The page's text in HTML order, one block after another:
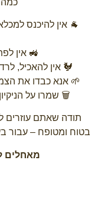
🐐 אין להיכנס
🚜 אין
🐓 אין להאכיל,
🌱 אנא כבדו את
🗑️ שמרו על
תודה שאתם עוזרים
בטוח ומטופח – עבור
מאחלים